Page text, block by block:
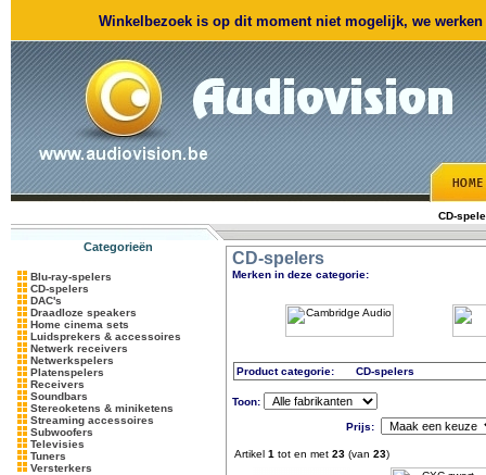
Winkelbezoek is op dit moment niet mogelijk, we
CD-
Categorieën
Blu-ray-spelers
CD-spelers
DAC's
Draadloze speakers
Home cinema sets
Luidsprekers & accessoires
Netwerk receivers
Netwerkspelers
Platenspelers
Receivers
Soundbars
Stereoketens & miniketens
Streaming accessoires
Subwoofers
Televisies
Tuners
Versterkers
CD-spelers
Merken in deze categorie:
Product categorie: CD-spelers
Toon:
Prijs:
Artikel 1 tot en met 23 (van 23)